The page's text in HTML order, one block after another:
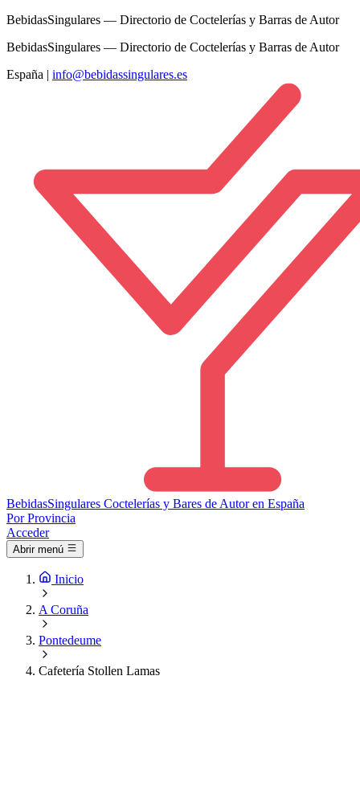
BebidasSingulares — Directorio de Coctelerías y Barras de Autor
BebidasSingulares — Directorio de Coctelerías y Barras de Autor
España | info@bebidassingulares.es
BebidasSingulares Coctelerías y Bares de Autor en España
Por Provincia
Acceder
Abrir menú
Inicio
A Coruña
Pontedeume
Cafetería Stollen Lamas